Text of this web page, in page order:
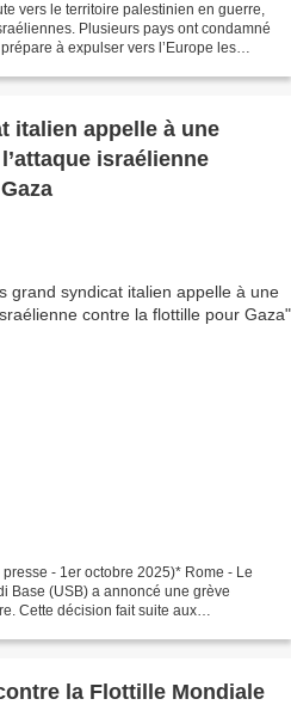
vers le territoire palestinien en guerre,
Plusieurs pays ont condamné
à expulser vers l’Europe les
italien appelle à une
israélienne
- 1er octobre 2025)* Rome - Le
Base (USB) a annoncé une grève
Cette décision fait suite aux
la Flottille Mondiale